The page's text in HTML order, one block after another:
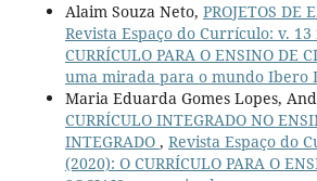
Alaim Souza Neto, PROJETOS DE
Revista Espaço do Currículo: v. 13
CURRÍCULO PARA O ENSINO DE
uma mirada para o mundo Ibero
Maria Eduarda Gomes Lopes,
CURRÍCULO INTEGRADO NO
INTEGRADO , Revista Espaço do
(2020): O CURRÍCULO PARA O